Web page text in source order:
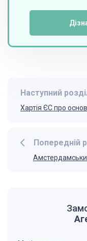
Попередній
Наступний
Хартія ЄС про